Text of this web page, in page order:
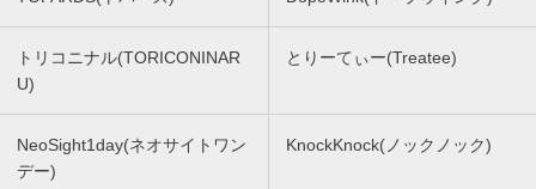
トリコニナル(TORICONINAR
U)
とりーてぃー(Treatee)
NeoSight1day(ネオサイトワン
デー)
KnockKnock(ノックノック)